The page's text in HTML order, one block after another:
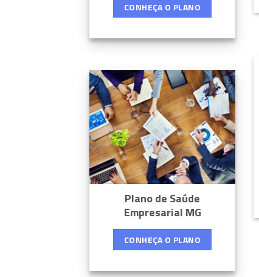
CONHEÇA O PLANO
Plano de Saúde
Empresarial MG
CONHEÇA O PLANO